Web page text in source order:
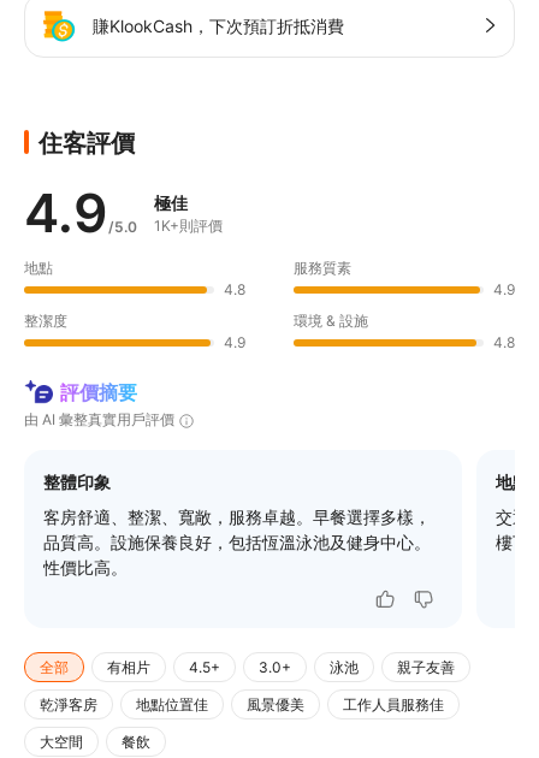
賺KlookCash，下次預訂折抵消費
住客評價
4.9/5.0
極佳
1K+則評價
地點
4.8
服務質素
4.9
整潔度
4.9
環境 & 設施
4.8
評價摘要
由 AI 彙整真實用戶評價
整體印象
客房舒適、整潔、寬敞，服務卓越。早餐選擇多樣，
品質高。設施保養良好，包括恆溫泳池及健身中心。
性價比高。
地點
交通
樓下
全部 有相片 4.5+ 3.0+ 泳池 親子友善
乾淨客房 地點位置佳 風景優美 工作人員服務佳
大空間 餐飲